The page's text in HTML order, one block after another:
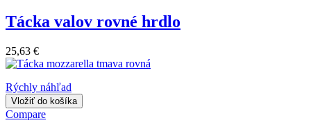
Tácka valov rovné hrdlo
25,63 €
Rýchly náhľad
Vložiť do košíka
Compare